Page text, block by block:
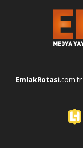
EmlakRotasi.com.tr